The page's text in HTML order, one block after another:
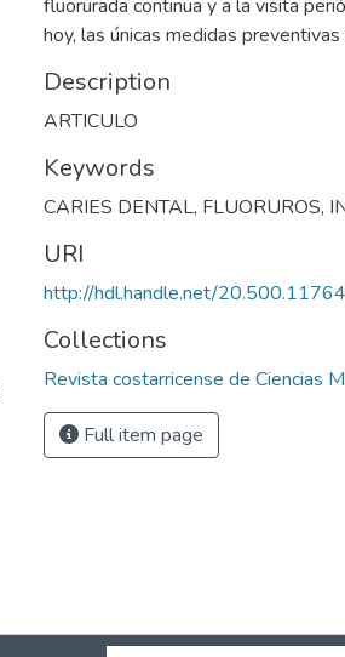
fluorurada continua y a la visita
hoy, las únicas medidas
Description
ARTICULO
Keywords
CARIES DENTAL, FLUORUROS,
URI
http://hdl.handle.net/
Collections
Revista costarricense de Ciencias
Full item page